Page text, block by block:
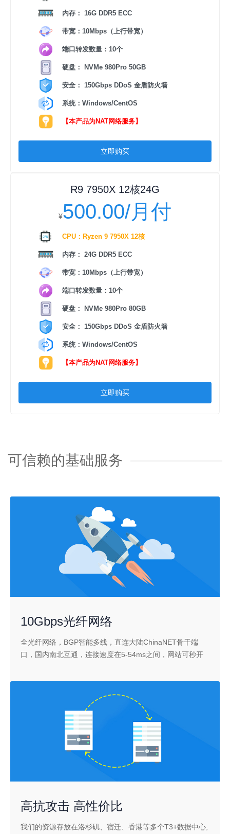
内存： 16G DDR5 ECC
带宽：10Mbps（上行带宽）
端口转发数量：10个
硬盘： NVMe 980Pro 50GB
安全： 150Gbps DDoS 金盾防火墙
系统：Windows/CentOS
【本产品为NAT网络服务】
立即购买
R9 7950X 12核24G
¥500.00/月付
CPU：Ryzen 9 7950X 12核
内存： 24G DDR5 ECC
带宽：10Mbps（上行带宽）
端口转发数量：10个
硬盘： NVMe 980Pro 80GB
安全： 150Gbps DDoS 金盾防火墙
系统：Windows/CentOS
【本产品为NAT网络服务】
立即购买
可信赖的基础服务
10Gbps光纤网络
全光纤网络，BGP智能多线，直连大陆ChinaNET骨干端
口，国内南北互通，连接速度在5-54ms之间，网站可秒开
高抗攻击 高性价比
我们的资源存放在洛杉矶、宿迁、香港等多个T3+数据中心,